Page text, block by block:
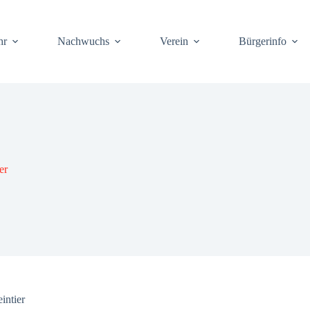
Nach­wuchs Ver­ein Bür­ger­info